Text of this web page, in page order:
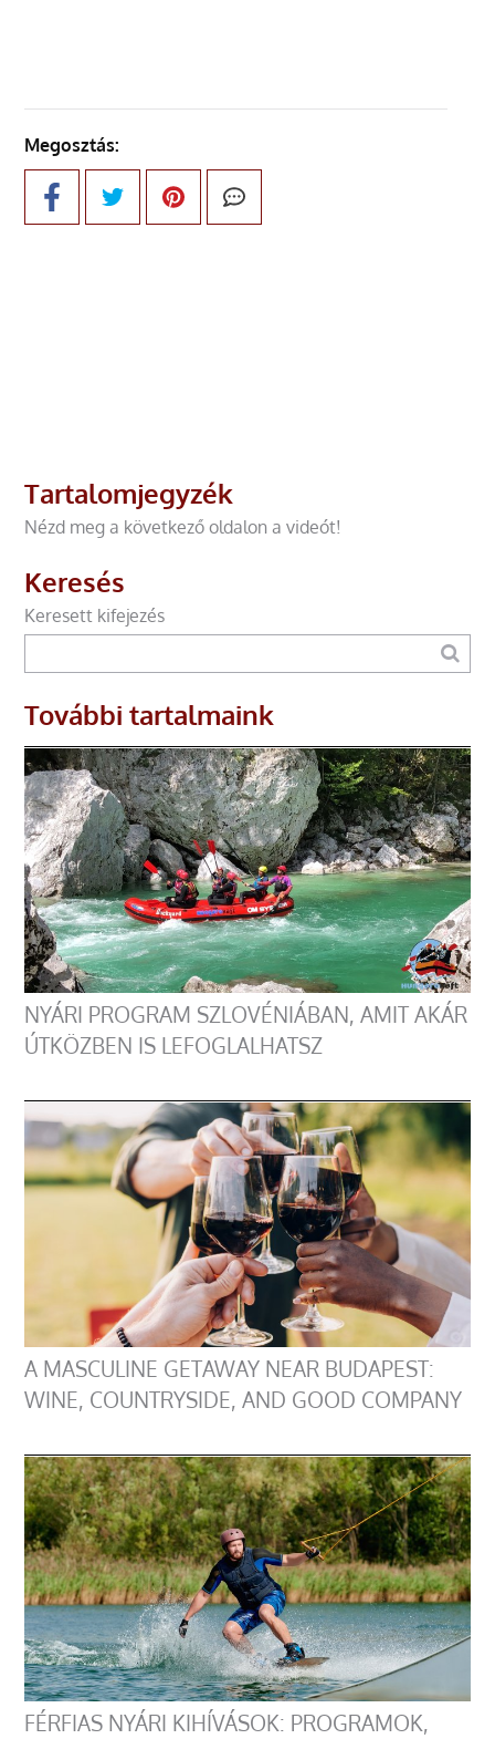
Megosztás:
Tartalomjegyzék
Nézd meg a következő oldalon a videót!
Keresés
Keresett kifejezés
További tartalmaink
NYÁRI PROGRAM SZLOVÉNIÁBAN, AMIT AKÁR
ÚTKÖZBEN IS LEFOGLALHATSZ
A MASCULINE GETAWAY NEAR BUDAPEST:
WINE, COUNTRYSIDE, AND GOOD COMPANY
FÉRFIAS NYÁRI KIHÍVÁSOK: PROGRAMOK,